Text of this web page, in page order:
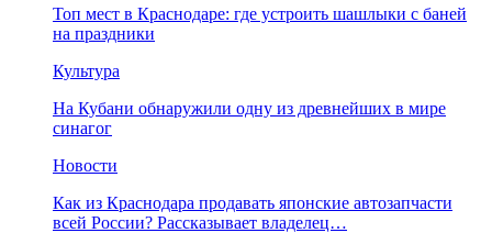
Топ мест в Краснодаре: где устроить шашлыки с баней
на праздники
Культура
На Кубани обнаружили одну из древнейших в мире
синагог
Новости
Как из Краснодара продавать японские автозапчасти
всей России? Рассказывает владелец…